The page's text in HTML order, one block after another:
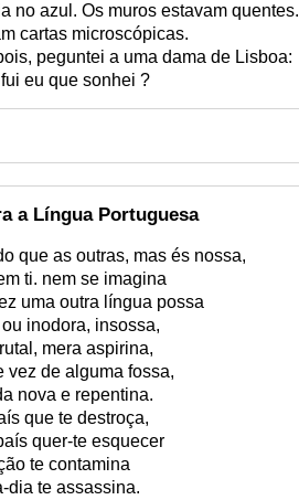
no azul. Os muros estavam quentes.
cartas microscópicas.
peguntei a uma dama de Lisboa:
eu que sonhei ?
a Língua Portuguesa
que as outras, mas és nossa,
ti. nem se imagina
uma outra língua possa
inodora, insossa,
mera aspirina,
vez de alguma fossa,
nova e repentina.
que te destroça,
quer-te esquecer
te contamina
dia te assassina.